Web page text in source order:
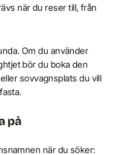
när du reser till, från
Om du använder
bör du boka den
sovvagnsplats du vill
på
när du söker: